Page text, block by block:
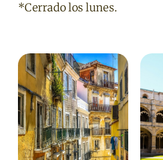
*Cerrado los lunes.